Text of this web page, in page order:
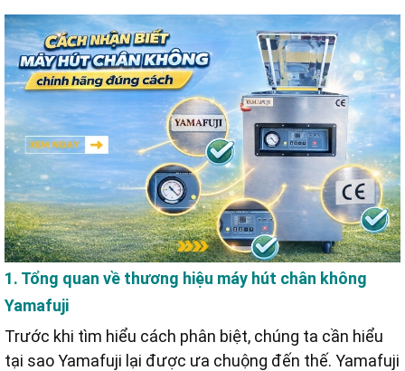
1.1. Chức năng và hiệu quả vượt trội
1.2. Công nghệ tích hợp thông minh
2.1. Giá thành rẻ bất thường so với thị trường
2.2. Nhãn mác nhòe nhoẹt và chất liệu kém bền
2.3. Thiết kế mất cân đối và thiếu hụt tính năng
2.4. Giấy tờ chứng nhận và tem bảo hành
2.5. Nguồn gốc xuất xứ không minh bạch
Bước 1: Tìm hiểu kỹ thông số kỹ thuật
Bước 2: Chọn địa điểm bán hàng uy tín
Bước 3: Yêu cầu test máy trực tiếp
Bước 4: Kiểm tra chính sách hậu mãi
1. Tổng quan về thương hiệu máy hút chân không
Yamafuji
Trước khi tìm hiểu cách phân biệt, chúng ta cần hiểu
tại sao Yamafuji lại được ưa chuộng đến thế. Yamafuji